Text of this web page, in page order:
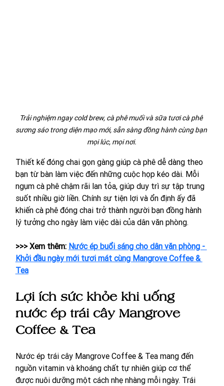
Trải nghiệm ngay cold brew, cà phê muối và sữa tươi cà phê
sương sáo trong diện mạo mới, sẵn sàng đồng hành cùng bạn
mọi lúc, mọi nơi.
Thiết kế đóng chai gọn gàng giúp cà phê dễ dàng theo
bạn từ bàn làm việc đến những cuộc họp kéo dài. Mỗi
ngụm cà phê chậm rãi lan tỏa, giúp duy trì sự tập trung
suốt nhiều giờ liền. Chính sự tiện lợi và ổn định ấy đã
khiến cà phê đóng chai trở thành người bạn đồng hành
lý tưởng cho ngày làm việc dài của dân văn phòng.
>>> Xem thêm: Nước ép buổi sáng cho dân văn phòng -
Khởi đầu ngày mới tươi mát cùng Mangrove Coffee &
Tea
Lợi ích sức khỏe khi uống
nước ép trái cây Mangrove
Coffee & Tea
Nước ép trái cây Mangrove Coffee & Tea mang đến
nguồn vitamin và khoáng chất tự nhiên giúp cơ thể
được nuôi dưỡng một cách nhẹ nhàng mỗi ngày. Trái